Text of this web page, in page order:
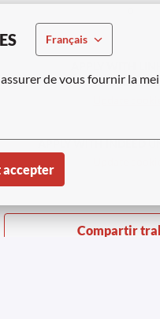
Français
de vous fournir la
accepter
o
APPLY WITH INDEED
Compartir